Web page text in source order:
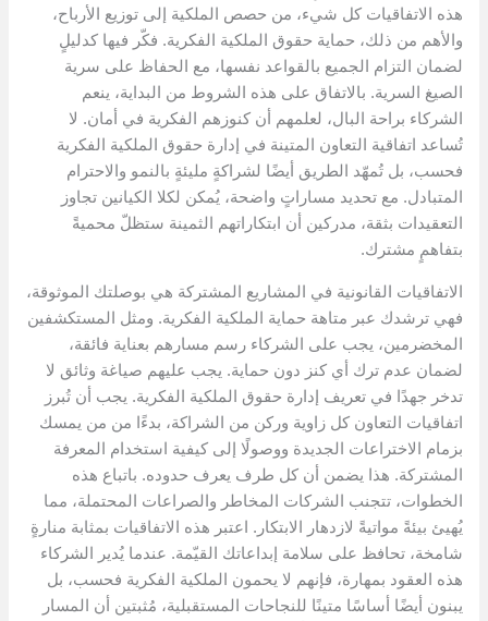
هذه الاتفاقيات كل شيء، من حصص الملكية إلى توزيع الأرباح،
والأهم من ذلك، حماية حقوق الملكية الفكرية. فكّر فيها كدليلٍ
لضمان التزام الجميع بالقواعد نفسها، مع الحفاظ على سرية
الصيغ السرية. بالاتفاق على هذه الشروط من البداية، ينعم
الشركاء براحة البال، لعلمهم أن كنوزهم الفكرية في أمان. لا
تُساعد اتفاقية التعاون المتينة في إدارة حقوق الملكية الفكرية
فحسب، بل تُمهّد الطريق أيضًا لشراكةٍ مليئةٍ بالنمو والاحترام
المتبادل. مع تحديد مساراتٍ واضحة، يُمكن لكلا الكيانين تجاوز
التعقيدات بثقة، مدركين أن ابتكاراتهم الثمينة ستظلّ محميةً
بتفاهمٍ مشترك.
الاتفاقيات القانونية في المشاريع المشتركة هي بوصلتك الموثوقة،
فهي ترشدك عبر متاهة حماية الملكية الفكرية. ومثل المستكشفين
المخضرمين، يجب على الشركاء رسم مسارهم بعناية فائقة،
لضمان عدم ترك أي كنز دون حماية. يجب عليهم صياغة وثائق لا
تدخر جهدًا في تعريف إدارة حقوق الملكية الفكرية. يجب أن تُبرز
اتفاقيات التعاون كل زاوية وركن من الشراكة، بدءًا من من يمسك
بزمام الاختراعات الجديدة ووصولًا إلى كيفية استخدام المعرفة
المشتركة. هذا يضمن أن كل طرف يعرف حدوده. باتباع هذه
الخطوات، تتجنب الشركات المخاطر والصراعات المحتملة، مما
يُهيئ بيئةً مواتيةً لازدهار الابتكار. اعتبر هذه الاتفاقيات بمثابة منارةٍ
شامخة، تحافظ على سلامة إبداعاتك القيّمة. عندما يُدير الشركاء
هذه العقود بمهارة، فإنهم لا يحمون الملكية الفكرية فحسب، بل
يبنون أيضًا أساسًا متينًا للنجاحات المستقبلية، مُثبتين أن المسار